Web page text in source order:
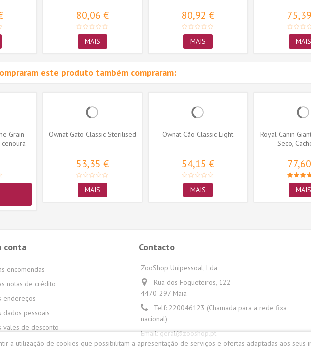
80,06 €
MAIS
80,92 €
MAIS MAIS
este produto também compraram:
Grain
Ownat Gato Classic Sterilised
53,35 €
MAIS
Ownat Cão Classic Light
54,15 €
MAIS
Royal Canin
Seco,
MAIS
conta
encomendas
notas de crédito
endereços
dados pessoais
vales de desconto
Contacto
ZooShop Unipessoal, Lda
Rua dos Fogueteiros, 122
4470-297 Maia
Telf: 220046123 (Chamada para a rede fixa
nacional)
Email:geral@zooshop.pt
a utilização de cookies que possibilitam a apresentação de serviços e ofertas adaptadas aos seus